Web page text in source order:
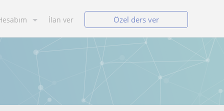
İlan ver Özel ders ver